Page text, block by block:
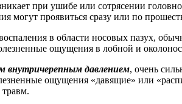
при ушибе или сотрясении
могут проявиться сразу или по
в области носовых пазух,
ощущения в лобной и
внутричерепным давлением, очень
ощущения «давящие» или